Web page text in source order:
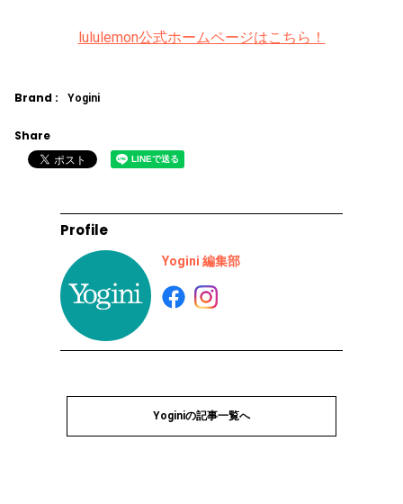
lululemon公式ホームページはこちら！
Brand : Yogini
Share
Profile
Yogini 編集部
Yoginiの記事一覧へ